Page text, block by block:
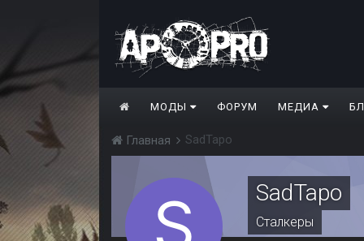
МОДЫ ФОРУМ МЕДИА
Главная SadTapo
SadTapo
Сталкеры